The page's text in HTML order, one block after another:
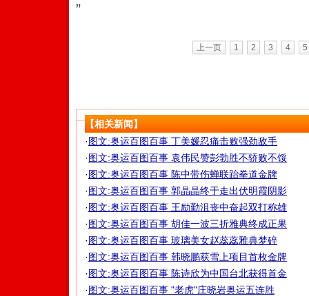
”
上一页 1 2 3 4 5
【相关新闻】
·图文:奥运百图百事 丁美媛忍痛击败强劲敌手
·图文:奥运百图百事 袁伟民赞彭勃胜不骄败不馁
·图文:奥运百图百事 陈中带伤蝉联跆拳道金牌
·图文:奥运百图百事 郭晶晶终于走出伏明霞阴影
·图文:奥运百图百事 王励勤沮丧中奋起双打称雄
·图文:奥运百图百事 胡佳一波三折雅典终成正果
·图文:奥运百图百事 玻璃美女赵蕊蕊雅典梦碎
·图文:奥运百图百事 韩晓鹏获雪上项目首枚金牌
·图文:奥运百图百事 陈诗欣为中国台北获得首金
·图文:奥运百图百事 "老虎"庄晓岩奥运五连胜